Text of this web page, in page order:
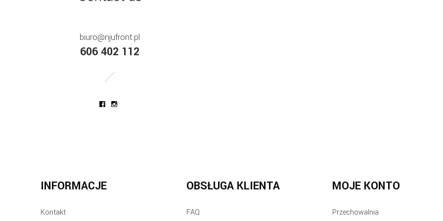
biuro@njufront.pl
606 402 112
INFORMACJE
Kontakt
OBSŁUGA KLIENTA
FAQ
MOJE KONTO
Przechowalnia